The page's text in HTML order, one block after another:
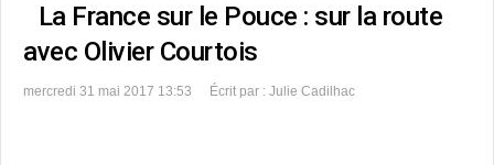
La France sur le Pouce : sur la route
avec Olivier Courtois
mercredi 31 mai 2017 13:53 Écrit par : Julie Cadilhac